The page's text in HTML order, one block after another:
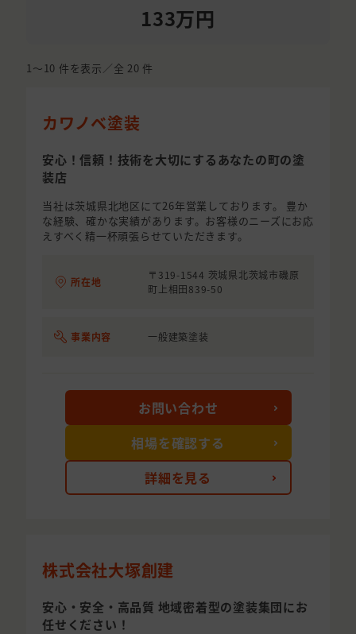
133万円
1〜10 件を表示／全 20 件
カワノベ塗装
安心！信頼！技術を大切にするあなたの町の塗
装店
当社は茨城県北地区にて26年営業しております。 豊か
な経験、確かな実績があります。お客様のニーズにお応
えすべく精一杯頑張らせていただきます。
所在地
〒319-1544 茨城県北茨城市磯原
町上相田839-50
事業内容 一般建築塗装
詳細を見る
お問い合わせ
相場を確認する
株式会社大塚創建
安心・安全・高品質 地域密着型の塗装集団にお
任せください！